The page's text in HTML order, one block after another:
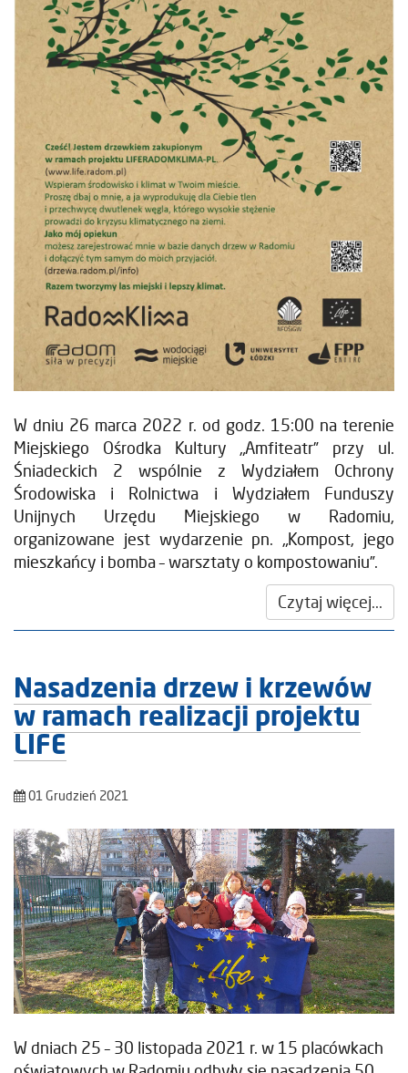
W dniu 26 marca 2022 r. od godz. 15:00 na terenie
Miejskiego Ośrodka Kultury „Amfiteatr” przy ul.
Śniadeckich 2 wspólnie z Wydziałem Ochrony
Środowiska i Rolnictwa i Wydziałem Funduszy
Unijnych Urzędu Miejskiego w Radomiu,
organizowane jest wydarzenie pn. „Kompost, jego
mieszkańcy i bomba – warsztaty o kompostowaniu”.
Czytaj więcej...
Nasadzenia drzew i krzewów
w ramach realizacji projektu
LIFE
01 Grudzień 2021
W dniach 25 – 30 listopada 2021 r. w 15 placówkach